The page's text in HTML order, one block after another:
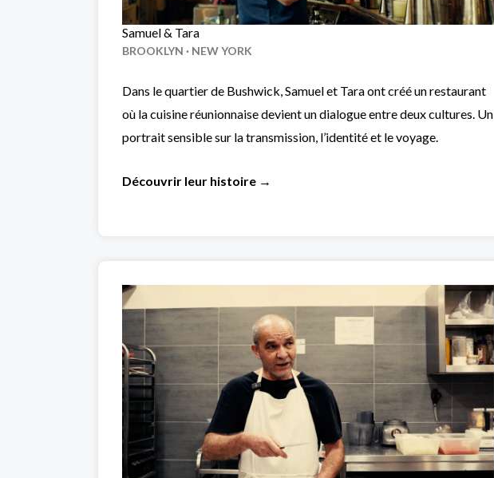
Samuel & Tara
BROOKLYN · NEW YORK
Dans le quartier de Bushwick, Samuel et Tara ont créé un restaurant
où la cuisine réunionnaise devient un dialogue entre deux cultures. Un
portrait sensible sur la transmission, l’identité et le voyage.
Découvrir leur histoire →